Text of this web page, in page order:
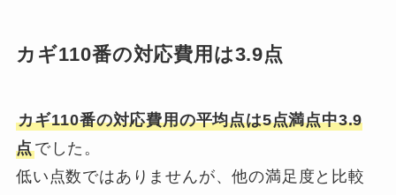
カギ110番の対応費用は3.9点
カギ110番の対応費用の平均点は5点満点中3.9
点でした。
低い点数ではありませんが、他の満足度と比較